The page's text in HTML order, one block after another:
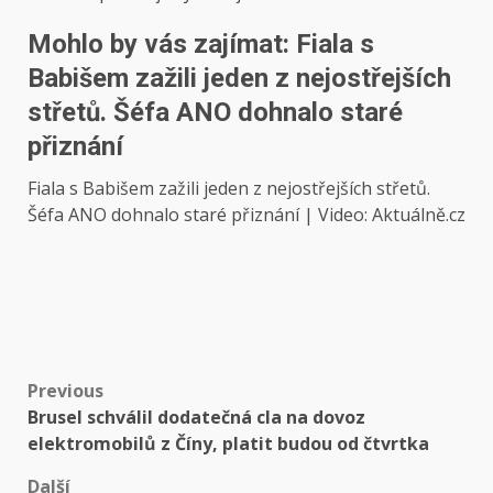
Mohlo by vás zajímat: Fiala s
Babišem zažili jeden z nejostřejších
střetů. Šéfa ANO dohnalo staré
přiznání
Fiala s Babišem zažili jeden z nejostřejších střetů.
Šéfa ANO dohnalo staré přiznání | Video: Aktuálně.cz
Post
navigation
Previous
Brusel schválil dodatečná cla na dovoz
elektromobilů z Číny, platit budou od čtvrtka
Další